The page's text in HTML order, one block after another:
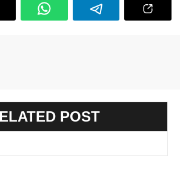
POST